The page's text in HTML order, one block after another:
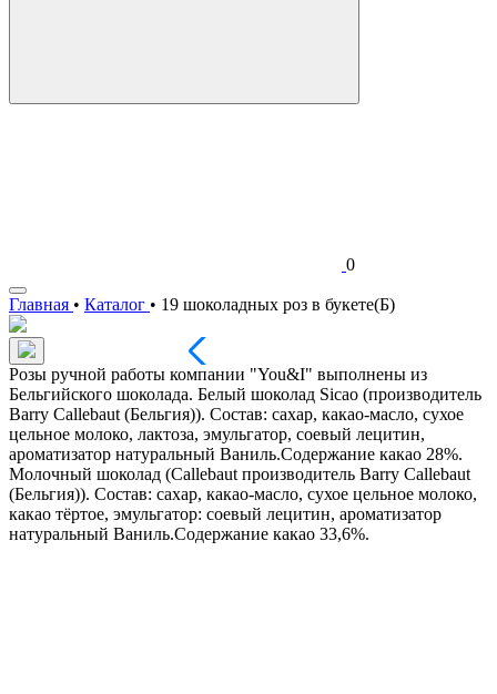
0
Главная • Каталог • 19 шоколадных роз в букете(Б)
Розы ручной работы компании "You&I" выполнены из
Бельгийского шоколада. Белый шоколад Sicao (производитель
Barry Callebaut (Бельгия)). Состав: сахар, какао-масло, сухое
цельное молоко, лактоза, эмульгатор, соевый лецитин,
ароматизатор натуральный Ваниль.Содержание какао 28%.
Молочный шоколад (Callebaut производитель Barry Callebaut
(Бельгия)). Состав: сахар, какао-масло, сухое цельное молоко,
какао тёртое, эмульгатор: соевый лецитин, ароматизатор
натуральный Ваниль.Содержание какао 33,6%.